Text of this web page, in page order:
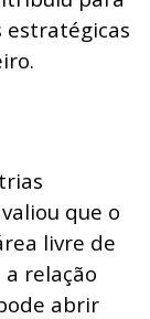
estratégicas
que o
livre de
relação
abrir